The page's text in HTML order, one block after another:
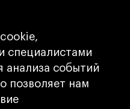
специалистами
анализа событий
позволяет нам
образовательной